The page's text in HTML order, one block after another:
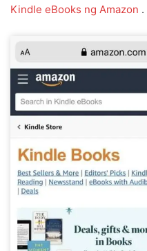
Kindle eBooks ng Amazon .